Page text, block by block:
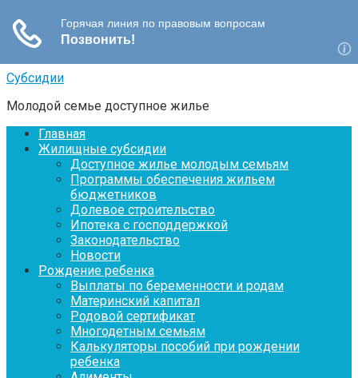
Перейти
контенту
Субсидии
Молодой семье доступное жилье
Главная
Жилищные субсидии
Доступное жилье молодым семьям
Программы обеспечения жильем
бюджетников
Долевое строительство
Ипотека с господдержкой
Законодательство
Новости
Рождение ребенка
Выплаты по беременности и родам
Материнский капитал
Родовой сертификат
Многодетным семьям
Калькуляторы пособий при рождении
ребенка